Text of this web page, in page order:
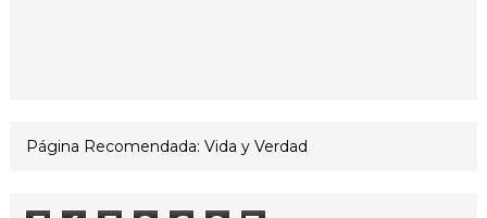
Página Recomendada: Vida y Verdad